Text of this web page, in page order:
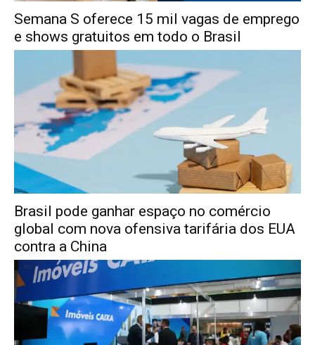
Semana S oferece 15 mil vagas de emprego
e shows gratuitos em todo o Brasil
Brasil pode ganhar espaço no comércio
global com nova ofensiva tarifária dos EUA
contra a China